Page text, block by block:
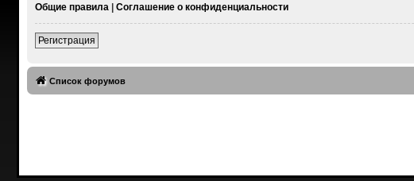
Общие правила| Соглашение о конфиденциальности
Регистрация
Список форумов